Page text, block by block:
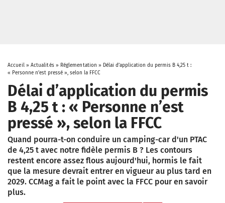
Accueil» Actualités» Réglementation » Délai d’application du permis B 4,25 t :
« Personne n’est pressé », selon la FFCC
Délai d’application du permis
B 4,25 t : « Personne n’est
pressé », selon la FFCC
Quand pourra-t-on conduire un camping-car d'un PTAC
de 4,25 t avec notre fidèle permis B ? Les contours
restent encore assez flous aujourd'hui, hormis le fait
que la mesure devrait entrer en vigueur au plus tard en
2029. CCMag a fait le point avec la FFCC pour en savoir
plus.